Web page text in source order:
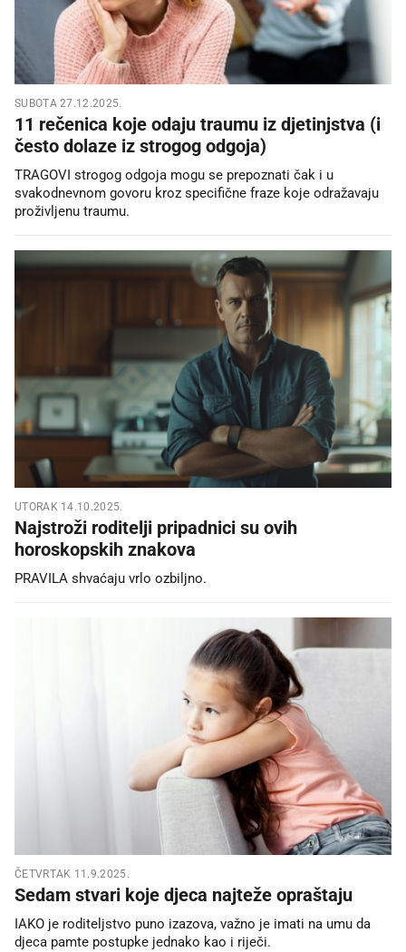
SUBOTA 27.12.2025.
11 rečenica koje odaju traumu iz djetinjstva (i
često dolaze iz strogog odgoja)
TRAGOVI strogog odgoja mogu se prepoznati čak i u
svakodnevnom govoru kroz specifične fraze koje odražavaju
proživljenu traumu.
UTORAK 14.10.2025.
Najstroži roditelji pripadnici su ovih
horoskopskih znakova
PRAVILA shvaćaju vrlo ozbiljno.
ČETVRTAK 11.9.2025.
Sedam stvari koje djeca najteže opraštaju
IAKO je roditeljstvo puno izazova, važno je imati na umu da
djeca pamte postupke jednako kao i riječi.